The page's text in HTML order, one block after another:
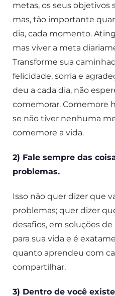
metas, os seus
mas, tão importante
dia, cada momento.
mas viver a meta
Transforme sua
felicidade, sorria e
deu a cada dia, não
comemorar. Comemore
se não tiver nenhuma
comemore a vida.
2) Fale sempre das
problemas.
Isso não quer dizer que
problemas; quer dizer
desafios, em soluções
para sua vida e é
quanto aprendeu com
compartilhar.
3) Dentro de você